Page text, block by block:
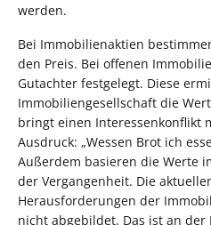
werden.
Bei Immobilienaktien
den Preis. Bei offenen
Gutachter festgelegt. Diese
Immobiliengesellschaft die
bringt einen Interessenkonflikt
Ausdruck: „Wessen Brot ich
Außerdem basieren die Werte
der Vergangenheit. Die
Herausforderungen der
nicht abgebildet. Das ist an der